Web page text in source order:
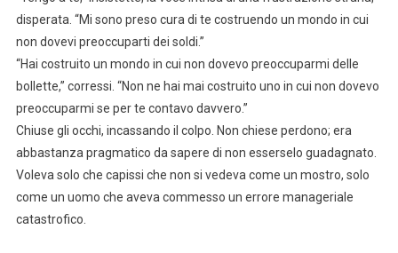
disperata. “Mi sono preso cura di te costruendo un mondo in cui
non dovevi preoccuparti dei soldi.”
“Hai costruito un mondo in cui non dovevo preoccuparmi delle
bollette,” corressi. “Non ne hai mai costruito uno in cui non dovevo
preoccuparmi se per te contavo davvero.”
Chiuse gli occhi, incassando il colpo. Non chiese perdono; era
abbastanza pragmatico da sapere di non esserselo guadagnato.
Voleva solo che capissi che non si vedeva come un mostro, solo
come un uomo che aveva commesso un errore manageriale
catastrofico.